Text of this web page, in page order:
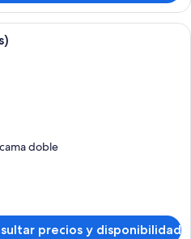
Habitación de hotel con una cama
doble
precios y disponibilidad